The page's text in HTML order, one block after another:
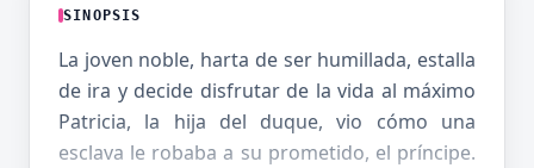
SINOPSIS
La joven noble, harta de ser humillada, estalla
de ira y decide disfrutar de la vida al máximo
Patricia, la hija del duque, vio cómo una
esclava le robaba a su prometido, el príncipe.